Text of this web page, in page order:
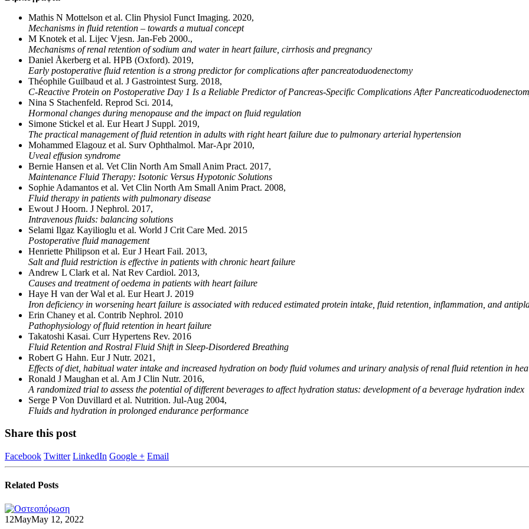
Mathis N Mottelson et al. Clin Physiol Funct Imaging. 2020,
Mechanisms in fluid retention – towards a mutual concept
M Knotek et al. Lijec Vjesn. Jan-Feb 2000.,
Mechanisms of renal retention of sodium and water in heart failure, cirrhosis and pregnancy
Daniel Åkerberg et al. HPB (Oxford). 2019,
Early postoperative fluid retention is a strong predictor for complications after pancreatoduodenectomy
Théophile Guilbaud et al. J Gastrointest Surg. 2018,
C-Reactive Protein on Postoperative Day 1 Is a Reliable Predictor of Pancreas-Specific Complications After
Nina S Stachenfeld. Reprod Sci. 2014,
Hormonal changes during menopause and the impact on fluid regulation
Simone Stickel et al. Eur Heart J Suppl. 2019,
The practical management of fluid retention in adults with right heart failure due to pulmonary arterial hypertension
Mohammed Elagouz et al. Surv Ophthalmol. Mar-Apr 2010,
Uveal effusion syndrome
Bernie Hansen et al. Vet Clin North Am Small Anim Pract. 2017,
Maintenance Fluid Therapy: Isotonic Versus Hypotonic Solutions
Sophie Adamantos et al. Vet Clin North Am Small Anim Pract. 2008,
Fluid therapy in patients with pulmonary disease
Ewout J Hoorn. J Nephrol. 2017,
Intravenous fluids: balancing solutions
Selami Ilgaz Kayilioglu et al. World J Crit Care Med. 2015
Postoperative fluid management
Henriette Philipson et al. Eur J Heart Fail. 2013,
Salt and fluid restriction is effective in patients with chronic heart failure
Andrew L Clark et al. Nat Rev Cardiol. 2013,
Causes and treatment of oedema in patients with heart failure
Haye H van der Wal et al. Eur Heart J. 2019
Iron deficiency in worsening heart failure is associated with reduced estimated protein intake, fluid retention, inflammation, and
Erin Chaney et al. Contrib Nephrol. 2010
Pathophysiology of fluid retention in heart failure
Takatoshi Kasai. Curr Hypertens Rev. 2016
Fluid Retention and Rostral Fluid Shift in Sleep-Disordered Breathing
Robert G Hahn. Eur J Nutr. 2021,
Effects of diet, habitual water intake and increased hydration on body fluid volumes and urinary analysis of renal fluid retention in
Ronald J Maughan et al. Am J Clin Nutr. 2016,
A randomized trial to assess the potential of different beverages to affect hydration status: development of a beverage hydration index
Serge P Von Duvillard et al. Nutrition. Jul-Aug 2004,
Fluids and hydration in prolonged endurance performance
Share this post
Facebook Twitter LinkedIn Google + Email
Related Posts
12MayMay 12, 2022